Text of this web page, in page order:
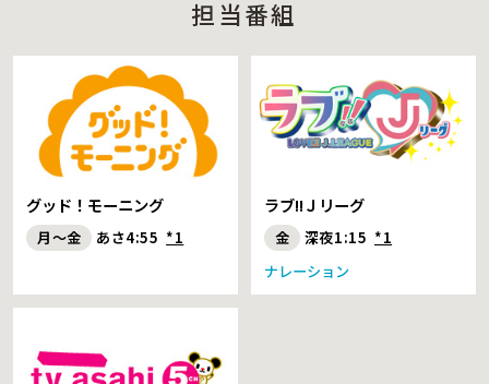
担当番組
グッド！モーニング
月～金 あさ4:55 *1
ラブ!!Ｊリーグ
金 深夜1:15 *1
ナレーション